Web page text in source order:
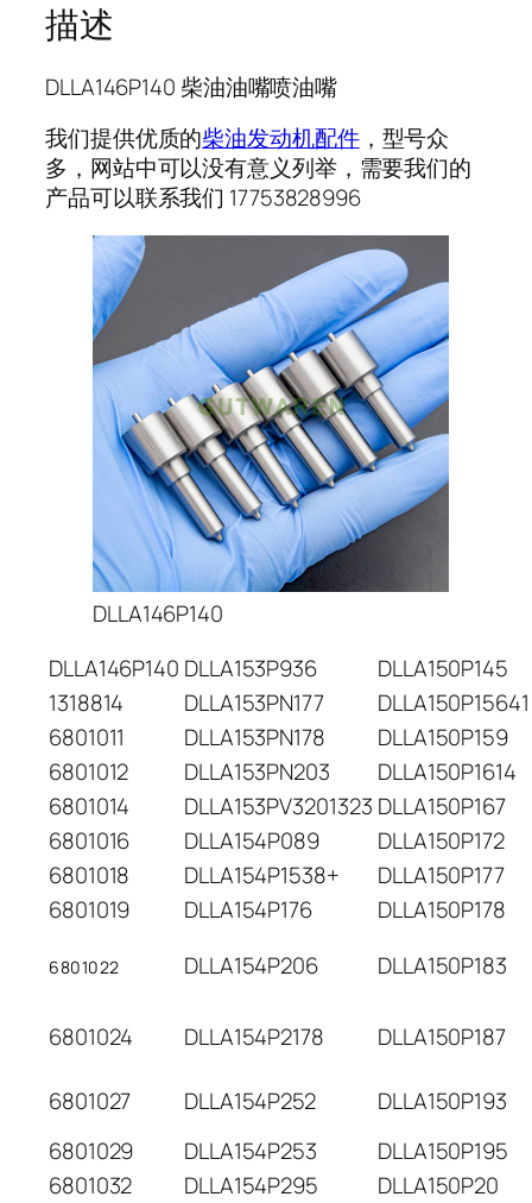
描述
DLLA146P140 柴油油嘴喷油嘴
我们提供优质的柴油发动机配件，型号众
多，网站中可以没有意义列举，需要我们的
产品可以联系我们 17753828996
DLLA146P140
DLLA146P140 DLLA153P936
DLLA150P145
1318814
DLLA153PN177
DLLA150P15641
6801011
DLLA153PN178
DLLA150P159
6801012
DLLA153PN203
DLLA150P1614
6801014
DLLA153PV3201323 DLLA150P167
6801016
DLLA154P089
DLLA150P172
6801018
DLLA154P1538+
DLLA150P177
6801019
DLLA154P176 DLLA150P178
6801022 DLLA154P206 DLLA150P183
6801024 DLLA154P2178 DLLA150P187
6801027 DLLA154P252
DLLA150P193
6801029
DLLA154P253
DLLA150P195
6801032
DLLA154P295
DLLA150P20